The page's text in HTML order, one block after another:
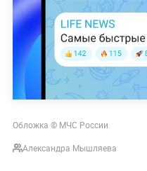
Обложка © МЧС России
Александра Мышляева